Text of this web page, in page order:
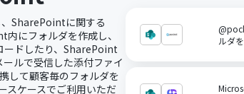
SharePointに関する
にフォルダを作成し、
ードしたり、SharePoint
ルで受信した添付ファイ
して顧客毎のフォルダを
スケースでご利用いただ
ルダ